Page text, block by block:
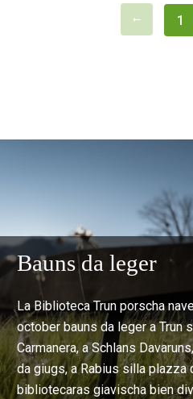
1
Bauns da leger
La Biblioteca Trun porscha
october bauns da leger a Trun
Carmanera, a Schlans
da giugs, a Rabius silla plazza
bibliotecaras giavischa bien